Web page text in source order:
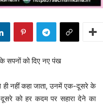
सपनों को दिए नए पंख
ही नहीं कहा जाता, उनमें एक-दूसरे के
दूसरे को हर कदम पर सहारा देने का